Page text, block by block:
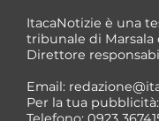
ItacaNotizie è una
tribunale di Marsala
Direttore
Email:
Per la tua pubblicità: